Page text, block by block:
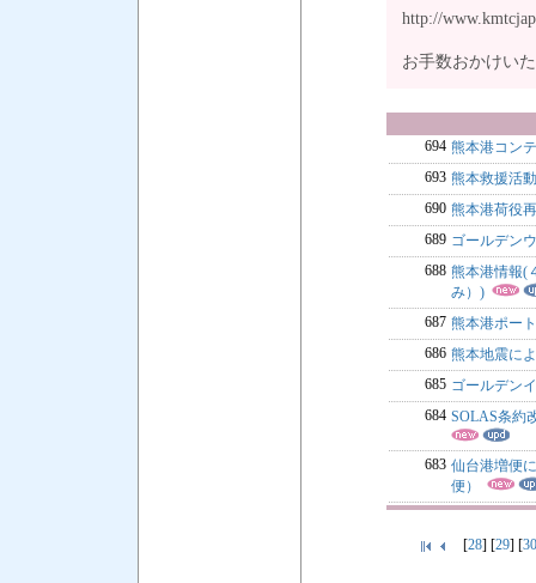
http://
お手数おかけ
694 熊本港コン
693 熊本救援活
690 熊本港荷役
689 ゴールデン
688 熊本港情報(
み）)
687 熊本港ポー
686 熊本地震に
685 ゴールデン
684 SOLAS条約
683 仙台港増便
便）
[28] [29] [30